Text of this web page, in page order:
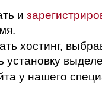
и
хостинг,
у нашего